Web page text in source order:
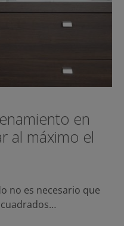
en
al máximo el
no es necesario que